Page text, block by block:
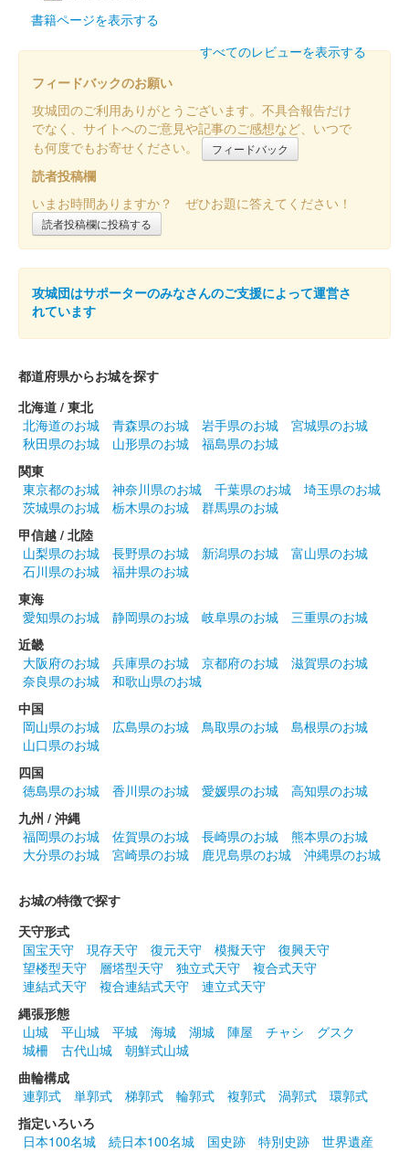
蒼海城 御城印 群馬戦国御城印サミット限定 黒文字版
販売終了
蒼海城 御城印
群馬戦国御城印サミット限定 オレンジ
文字版
販売終了
蒼海城 御城印
蒼海城 御城印 令和5年通常版
蒼海城 御城印 令和五年春限定版
蒼海城 御城印 令和四年冬限定版
100枚限定
蒼海城 御城印 群馬戦国御城印サミット限定
販売終了
蒼海城 御城印
販売終了
各日100枚限定
蒼海城 御城印
長尾景総の武将印と2枚1組で縄張が完成する御城印。前橋市立図
書館所蔵の江戸期製作と言われている縄張図を使用。
蒼海城 御城印 群馬戦国御城印サミット限定 家紋赤版
販売終了
蒼海城 御城印
書籍ページを表示する
すべてのレビューを表示する
フィードバックのお願い
攻城団のご利用ありがとうございます。不具合報告だけ
でなく、サイトへのご意見や記事のご感想など、いつで
も何度でもお寄せください。
フィードバック
読者投稿欄
いまお時間ありますか？ ぜひお題に答えてください！
読者投稿欄に投稿する
攻城団はサポーターのみなさんのご支援によって運営さ
れています
都道府県からお城を探す
北海道 / 東北
北海道のお城
青森県のお城 岩手県のお城
宮城県のお城
秋田県のお城
山形県のお城
福島県のお城
関東
東京都のお城
神奈川県のお城 千葉県のお城
埼玉県のお城
茨城県のお城
栃木県のお城
群馬県のお城
甲信越 / 北陸
山梨県のお城
長野県のお城 新潟県のお城
富山県のお城
石川県のお城
福井県のお城
東海
愛知県のお城
静岡県のお城 岐阜県のお城
三重県のお城
近畿
大阪府のお城
兵庫県のお城 京都府のお城
滋賀県のお城
奈良県のお城
和歌山県のお城
中国
岡山県のお城
広島県のお城 鳥取県のお城
島根県のお城
山口県のお城
四国
徳島県のお城
香川県のお城 愛媛県のお城
高知県のお城
九州 / 沖縄
福岡県のお城
佐賀県のお城 長崎県のお城
熊本県のお城
大分県のお城
宮崎県のお城 鹿児島県のお城 沖縄県のお城
お城の特徴で探す
天守形式
国宝天守
現存天守 復元天守 模擬天守
復興天守
望楼型天守
層塔型天守 独立式天守
複合式天守
連結式天守
複合連結式天守
連立式天守
縄張形態
山城
平山城 平城 海城 湖城 陣屋 チャシ
グスク
城柵
古代山城
朝鮮式山城
曲輪構成
連郭式
単郭式 梯郭式 輪郭式 複郭式 渦郭式
環郭式
指定いろいろ
日本100名城
続日本100名城 国史跡 特別史跡 世界遺産